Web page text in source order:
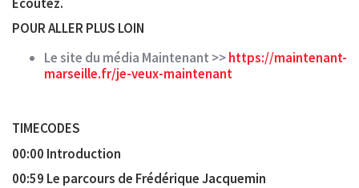
POUR ALLER PLUS LOIN
Le site du média Maintenant >>https://maintenant-
marseille.fr/je-veux-maintenant
TIMECODES
00:00 Introduction
00:59 Le parcours de Frédérique Jacquemin